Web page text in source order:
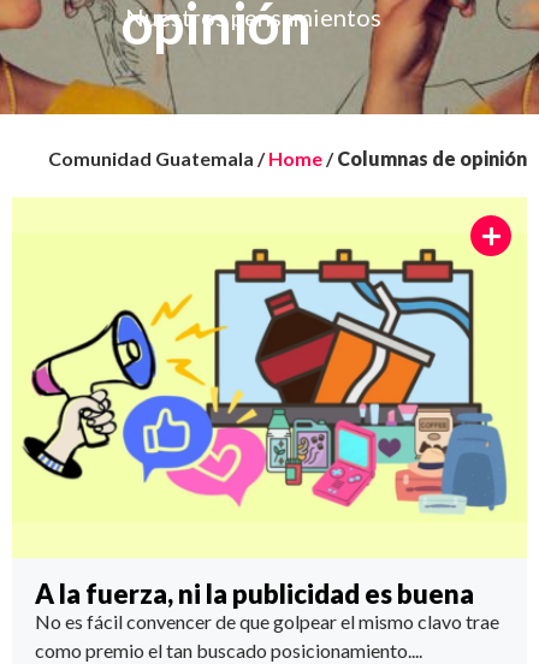
opinión
Nuestros pensamientos
Comunidad Guatemala /Home/Columnas de opinión
A la fuerza, ni la publicidad es buena
No es fácil convencer de que golpear el mismo clavo trae
como premio el tan buscado posicionamiento....